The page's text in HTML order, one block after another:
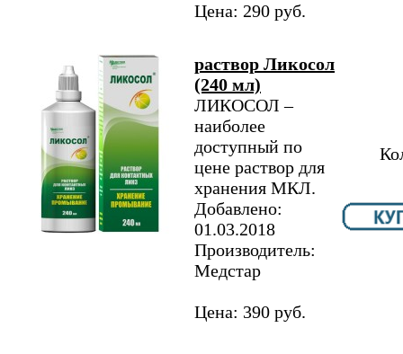
Цена: 290 руб.
раствор Ликосол
(240 мл)
ЛИКОСОЛ –
наиболее
доступный по
цене раствор для
хранения МКЛ.
Добавлено:
01.03.2018
Производитель:
Медстар
Цена: 390 руб.